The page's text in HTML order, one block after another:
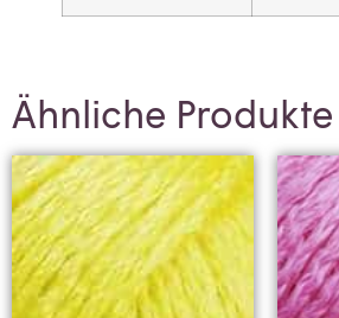
Ähnliche Produkte